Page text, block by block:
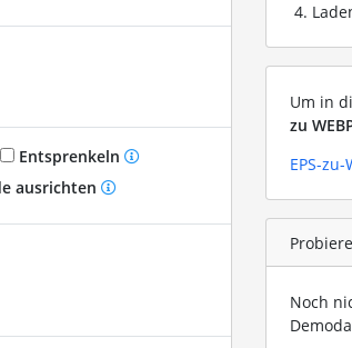
Entsprenkeln
ausrichten
Um in
zu
EPS-
Noch